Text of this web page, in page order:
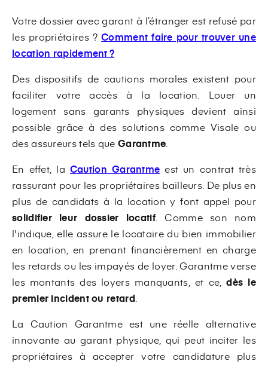
Votre dossier avec garant à l’étranger est refusé par
les propriétaires ?Comment faire pour trouver une
location rapidement ?
Des dispositifs de cautions morales existent pour
faciliter votre accès à la location. Louer un
logement sans garants physiques devient ainsi
possible grâce à des solutions comme Visale ou
des assureurs tels que Garantme
En effet, la Caution Garantme est un contrat très
rassurant pour les propriétaires bailleurs. De plus en
plus de candidats à la location y font appel pour
solidifier leur dossier locatif. Comme son nom
l'indique, elle assure le locataire du bien immobilier
en location, en prenant financièrement en charge
les retards ou les impayés de loyer. Garantme verse
les montants des loyers manquants, et ce,dès le
premier incident ou retard.
La Caution Garantme est une réelle alternative
innovante au garant physique, qui peut inciter les
propriétaires à accepter votre candidature plus